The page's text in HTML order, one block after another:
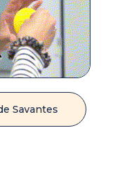
Savantes